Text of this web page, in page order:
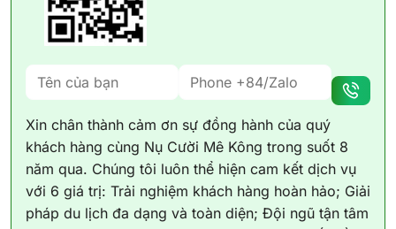
Xin chân thành cảm ơn sự đồng hành của quý
khách hàng cùng Nụ Cười Mê Kông trong suốt 8
năm qua. Chúng tôi luôn thể hiện cam kết dịch vụ
với 6 giá trị: Trải nghiệm khách hàng hoàn hảo; Giải
pháp du lịch đa dạng và toàn diện; Đội ngũ tận tâm